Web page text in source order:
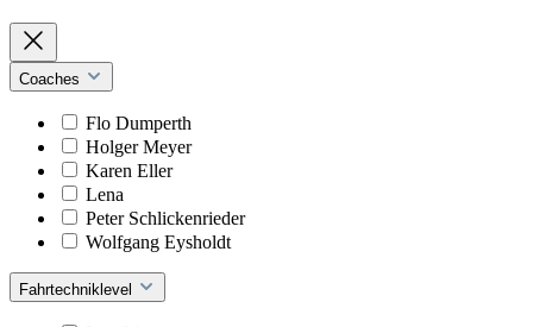
Coaches
Flo Dumperth
Holger Meyer
Karen Eller
Lena
Peter Schlickenrieder
Wolfgang Eysholdt
Fahrtechniklevel